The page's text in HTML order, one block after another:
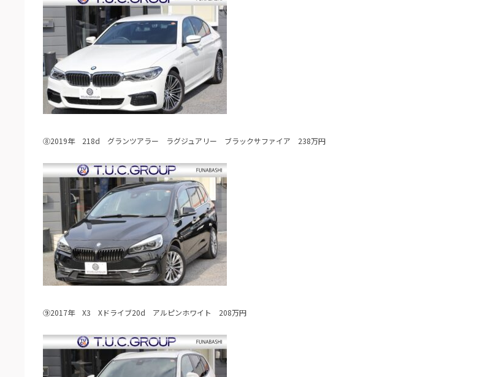
⑧2019年 218d グランツアラー ラグジュアリー ブラックサファイア 238万円
⑨2017年 X3 Xドライブ20d アルピンホワイト 208万円